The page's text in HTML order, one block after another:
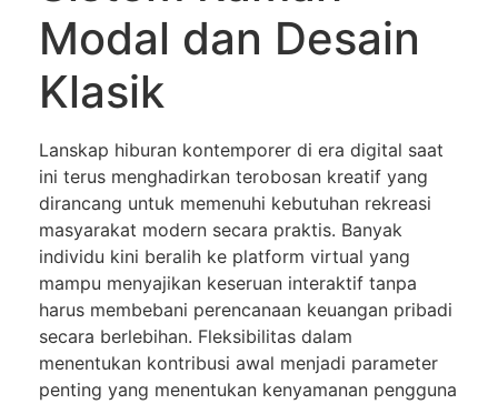
Modal dan Desain
Klasik
Lanskap hiburan kontemporer di era digital saat
ini terus menghadirkan terobosan kreatif yang
dirancang untuk memenuhi kebutuhan rekreasi
masyarakat modern secara praktis. Banyak
individu kini beralih ke platform virtual yang
mampu menyajikan keseruan interaktif tanpa
harus membebani perencanaan keuangan pribadi
secara berlebihan. Fleksibilitas dalam
menentukan kontribusi awal menjadi parameter
penting yang menentukan kenyamanan pengguna